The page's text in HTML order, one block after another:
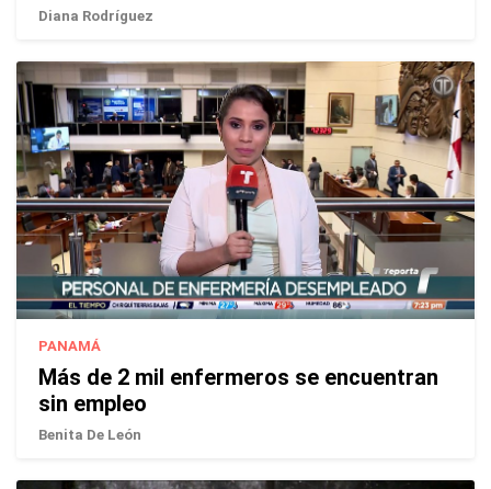
Diana Rodríguez
PANAMÁ
Más de 2 mil enfermeros se encuentran
sin empleo
Benita De León